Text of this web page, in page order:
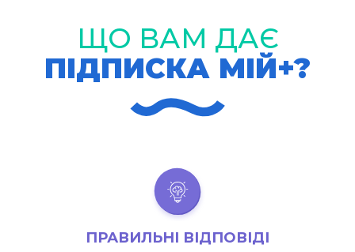
ЩО ВАМ ДАЄ
ПІДПИСКА МІЙ+?
ПРАВИЛЬНІ ВІДПОВІДІ